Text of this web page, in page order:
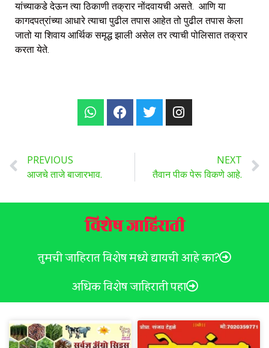
यांच्याकडे देऊन त्या ठिकाणी तक्रार नोंदवायची असते. आणि या
कागदपत्रांच्या आधारे त्याचा पुढील तपास आहेत तो पुढील तपास केला
जातो या शिवाय आर्थिक समृद्ध झाली असेल तर त्याची पोलिसात तक्रार
करता येते.
PREVIOUS
आजचे ताजे बाजारभाव.
NEXT
तैवान पीक पेरू विकणे आहे.
विशेष जाहिराती
तुमची जाहिरात विशेष मध्ये द्यायची आहे का?
अधिक विशेष जाहिराती पहा